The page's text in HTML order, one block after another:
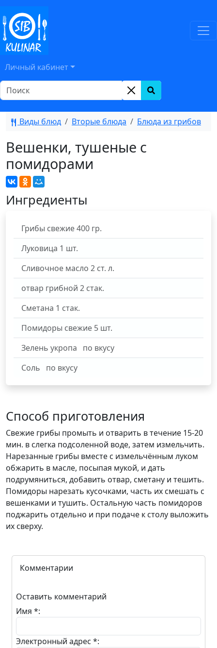
Личный кабинет
Виды блюд Вторые блюда Блюда из грибов
Вешенки, тушеные с
помидорами
Ингредиенты
Грибы свежие400 гр.
Луковица 1 шт.
Сливочное масло 2 ст. л.
отвар грибной 2 стак.
Сметана 1 стак.
Помидоры свежие 5 шт.
Зелень укропа
по вкусу
Соль
по вкусу
Способ приготовления
Свежие грибы промыть и отварить в течение 15-20
мин. в слегка подсоленной воде, затем измельчить.
Нарезанные грибы вместе с измельчённым луком
обжарить в масле, посыпая мукой, и дать
подрумяниться, добавить отвар, сметану и тешить.
Помидоры нарезать кусочками, часть их смешать с
вешенками и тушить. Остальную часть помидоров
поджарить отдельно и при подаче к столу выложить
их сверху.
Комментарии
Оставить комментарий
Имя *:
Электронный адрес *: